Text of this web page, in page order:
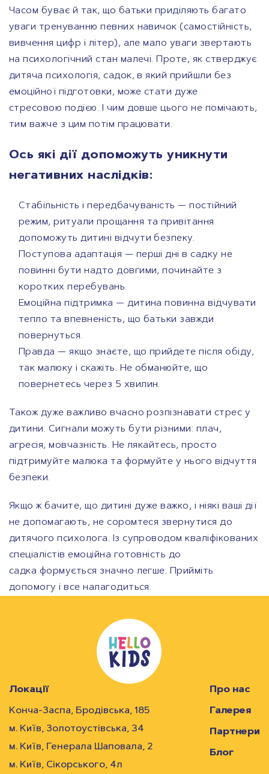
Часом буває й так, що батьки приділяють багато
уваги тренуванню певних навичок (самостійність,
вивчення цифр і літер), але мало уваги звертають
на психологічний стан малечі. Проте, як стверджує
дитяча психологія, садок, в який прийшли без
емоційної підготовки, може стати дуже
стресовою подією. І чим довше цього не помічають,
тим важче з цим потім працювати.
Ось які дії допоможуть уникнути
негативних наслідків:
Стабільність і передбачуваність — постійний
режим, ритуали прощання та привітання
допоможуть дитині відчути безпеку.
Поступова адаптація — перші дні в садку не
повинні бути надто довгими, починайте з
коротких перебувань.
Емоційна підтримка — дитина повинна відчувати
тепло та впевненість, що батьки завжди
повернуться.
Правда — якщо знаєте, що прийдете після обіду,
так малюку і скажіть. Не обманюйте, що
повернетесь через 5 хвилин.
Також дуже важливо вчасно розпізнавати стрес у
дитини. Сигнали можуть бути різними: плач,
агресія, мовчазність. Не лякайтесь, просто
підтримуйте малюка та формуйте у нього відчуття
безпеки.
Якщо ж бачите, що дитині дуже важко, і ніякі ваші дії
не допомагають, не соромтеся звернутися до
дитячого психолога. Із супроводом кваліфікованих
спеціалістів емоційна готовність до
садка формується значно легше. Прийміть
допомогу і все налагодиться.
Локації
Конча-Заспа, Бродівська, 185
м. Київ, Золотоустівська, 34
м. Київ, Генерала Шаповала, 2
м. Київ, Сікорського, 4л
Про нас
Галерея
Партнери
Блог